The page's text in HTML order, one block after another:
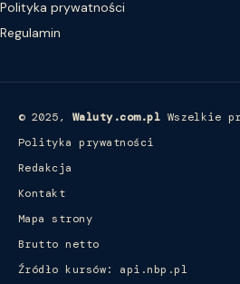
Polityka prywatności
Regulamin
© 2025, Waluty.com.pl Wszelkie
Polityka prywatności
Redakcja
Kontakt
Mapa strony
Brutto netto
Źródło kursów: api.nbp.pl